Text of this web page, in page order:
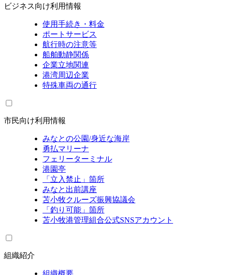
ビジネス向け利用情報
使用手続き・料金
ポートサービス
航行時の注意等
船舶動静関係
企業立地関連
港湾周辺企業
特殊車両の通行
市民向け利用情報
みなとの公園/身近な海岸
勇払マリーナ
フェリーターミナル
港園亭
「立入禁止」箇所
みなと出前講座
苫小牧クルーズ振興協議会
「釣り可能」箇所
苫小牧港管理組合公式SNSアカウント
組織紹介
組織概要